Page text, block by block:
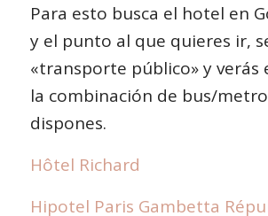
Para esto busca el hotel en
y el punto al que quieres ir,
«transporte público» y verás
la combinación de bus/
dispones.
Hôtel Richard
Hipotel Paris Gambetta